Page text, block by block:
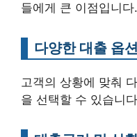
들에게 큰 이점입니다.
다양한 대출 옵션
고객의 상황에 맞춰
을 선택할 수 있습니